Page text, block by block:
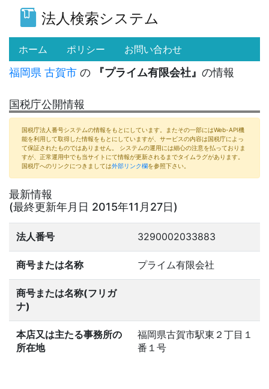
法人検索システム
ホーム (current)
ポリシー お問い合わせ
福岡県 古賀市 の 『プライム有限会社』 の情報
国税庁公開情報
国税庁法人番号システムの情報をもとにしています。またその一部にはWeb-API機
能を利用して取得した情報をもとにしていますが、サービスの内容は国税庁によっ
て保証されたものではありません。 システムの運用には細心の注意を払っておりま
すが、正常運用中でも当サイトにて情報が更新されるまでタイムラグがあります。
国税庁へのリンクにつきましては外部リンク欄を参照下さい。
最新情報
(最終更新年月日 2015年11月27日)
法人番号 3290002033883
商号または名称 プライム有限会社
商号または名称(フリガ
ナ)
本店又は主たる事務所の
所在地
福岡県古賀市駅東２丁目１
番１号